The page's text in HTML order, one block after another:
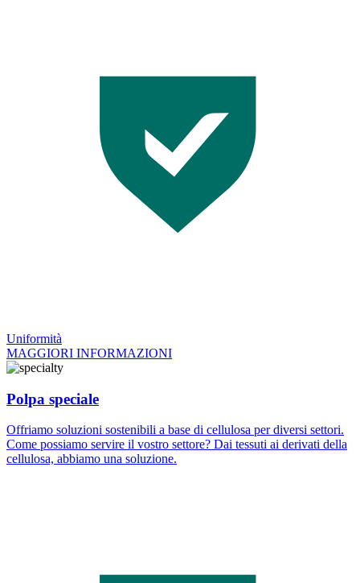
Uniformità
MAGGIORI INFORMAZIONI
Polpa speciale
Offriamo soluzioni sostenibili a base di cellulosa per diversi settori.
Come possiamo servire il vostro settore? Dai tessuti ai derivati della
cellulosa, abbiamo una soluzione.